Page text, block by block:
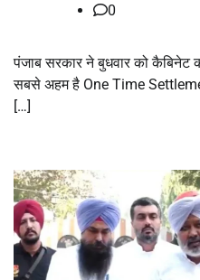
0
पंजाब सरकार ने बुधवार को
सबसे अहम है One Time
[…]